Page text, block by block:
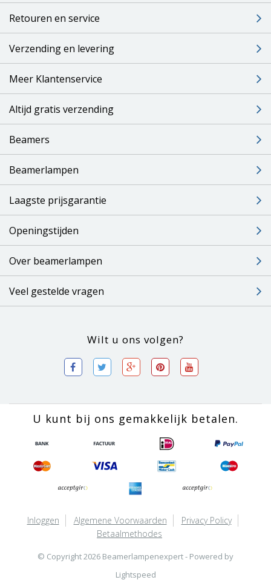
Retouren en service
Verzending en levering
Meer Klantenservice
Altijd gratis verzending
Beamers
Beamerlampen
Laagste prijsgarantie
Openingstijden
Over beamerlampen
Veel gestelde vragen
Wilt u ons volgen?
U kunt bij ons gemakkelijk betalen.
Inloggen Algemene Voorwaarden
Privacy Policy
Betaalmethodes
© Copyright 2026 Beamerlampenexpert - Powered by
Lightspeed